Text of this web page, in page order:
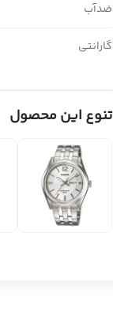
ضدآب
گارانتی
تنوع این محصول